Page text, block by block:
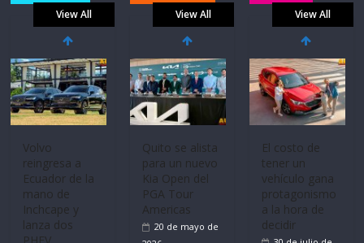
View All
Volvo
reingresa a
Ecuador de la
mano de
Inchcape y
lanza dos
PHEV
18 de julio de
2026
View All
recibe 12
Sinotruk
Bolden para
cubrir las rutas
de La Vuelta
31 de julio de
View All
El costo de
tener un
vehículo gana
protagonismo
a la hora de
decidir
30 de julio de
2026